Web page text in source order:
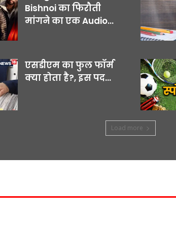
Bishnoi का फिरौती
मांगने का एक Audio...
एसडीएम का फुल फॉर्म
क्या होता है?, इस पद...
Load more